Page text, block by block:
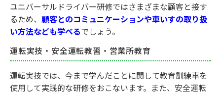
ユニバーサルドライバー研修ではさまざまな顧客と接す
るため、 顧客とのコミュニケーションや車いすの取り扱
い方法なども学べるでしょう。
運転実技・安全運転教習・営業所教育
運転実技では、今まで学んだことに関して教育訓練車を
使用して実践的な研修をおこないます。また、安全運転